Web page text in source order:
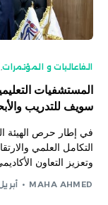
الفاعاليات و المؤتمرات,
المستشفيات
سويف للتدريب
في إطار حرص الهيئة
التكامل العلمي
وتعزيز التعاون
MAHA AHMED أبريل 14,